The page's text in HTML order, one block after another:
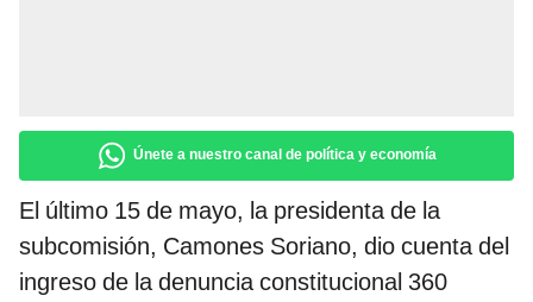
Únete a nuestro canal de política y economía
El último 15 de mayo, la presidenta de la
subcomisión, Camones Soriano, dio cuenta del
ingreso de la denuncia constitucional 360